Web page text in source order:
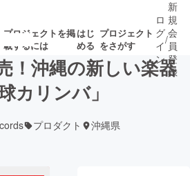
プロジェクトを掲
載するには
はじ
める
プロジェクト
をさがす
の新着プロ
ト
募集終了が近いプ
ロジェクト
ロ
グ
イ
ン
/
新
規
会
員
登
録
！沖縄の新しい楽器
カリンバ」
プロダクト 沖縄県